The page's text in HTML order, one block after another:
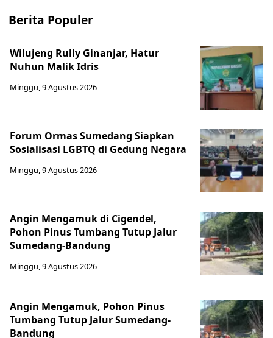
Berita Populer
Wilujeng Rully Ginanjar, Hatur
Nuhun Malik Idris
Minggu, 9 Agustus 2026
Forum Ormas Sumedang Siapkan
Sosialisasi LGBTQ di Gedung Negara
Minggu, 9 Agustus 2026
Angin Mengamuk di Cigendel,
Pohon Pinus Tumbang Tutup Jalur
Sumedang-Bandung
Minggu, 9 Agustus 2026
Angin Mengamuk, Pohon Pinus
Tumbang Tutup Jalur Sumedang-
Bandung